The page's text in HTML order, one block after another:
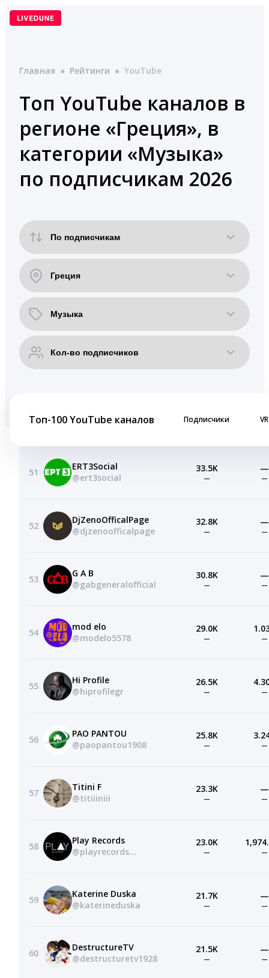
Перейти
Главная ● Рейтинги ● YouTube
Топ YouTube каналов в
регионе «Греция», в
категории «Музыка»
по подписчикам 2026
Топ-100 YouTube каналов Подписчики VR
51
ERT3Social
@ert3social
33.5K
—
—
—
52
DjZenoOfficalPage
@djzenoofficalpage
32.8K
—
—
—
53
G A B
@gabgeneralofficial
30.8K
—
—
—
54
mod elo
@modelo5578
29.0K
— —
55
Hi Profile
@hiprofilegr
26.5K
— —
56
PAO PANTOU
@paopantou1908
25.8K
— —
57
Titini F
@titiiiniii
23.3K
—
—
—
58
Play Records
@playrecords…
23.0K
— —
59
Katerine Duska
@katerineduska
21.7K
—
—
—
60
DestructureTV
@destructuretv1928
21.5K
—
—
—